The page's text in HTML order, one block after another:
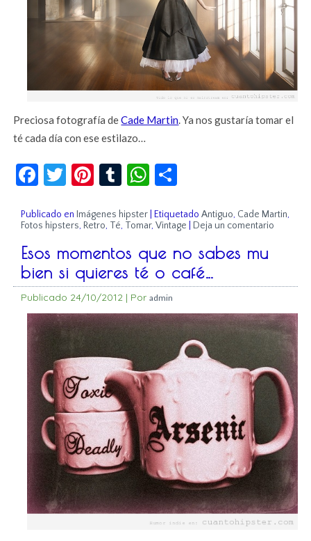
Preciosa fotografía deCade Martin. Ya nos gustaría tomar el
té cada día con ese estilazo…
Facebook
Twitter
Pinterest
TumblrWhatsApp
Publicado en Imágenes hipster Etiquetado Antiguo, Cade Martin,
Fotos hipsters, Retro, Té, Tomar,Vintage Deja un comentario
Esos momentos que no sabes mu
bien si quieres té o café…
Publicado 24/10/2012 | Por admin